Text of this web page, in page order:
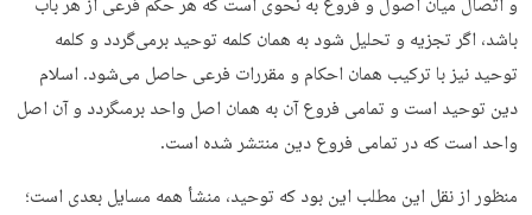
و اتصال ميان اصول و فروع به نحوى است كه هر حكم فرعى از هر باب
باشد، اگر تجزيه و تحليل شود به همان كلمه توحيد برمى‌گردد و كلمه
توحيد نيز با تركيب همان احكام و مقررات فرعى حاصل مى‌شود. اسلام
دين توحيد است و تمامى فروع آن به همان اصل واحد برمى‏گردد و آن اصل
واحد است كه در تمامى فروع دين منتشر شده است.
منظور از نقل این مطلب این بود که توحید، منشأ همه مسایل بعدی است؛